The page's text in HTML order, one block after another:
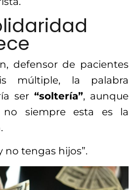
defensor de pacientes
múltiple, la palabra
ser“soltería”, aunque
no siempre esta es la
no tengas hijos”.